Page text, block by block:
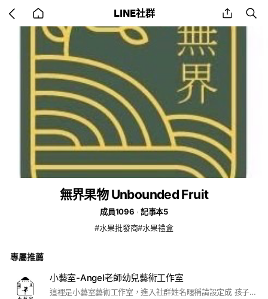
back
to
home
LINE社群 share
無界果物 Unbounded Fruit
成員1096
記事本5
#水果批發商#水果禮盒
專屬推薦
小藝室-Angel老師幼兒藝術工作室
這裡是小藝室藝術工作室，進入社群姓名暱稱請設定成 孩子名+家長稱謂+年紀 如：Amy爸爸/1y3m、小明媽咪/1y5m ❗️並觀看重要貼文！ 🎨小藝室於高雄新興區，教室包含親子共學的課程、一對一課程、寶寶課程歡迎有興趣的家長歡迎加入！ #高雄#新興區#五感課程#兒童才藝#親子共學#美術課#音樂課#鋼琴課#陪玩#共學